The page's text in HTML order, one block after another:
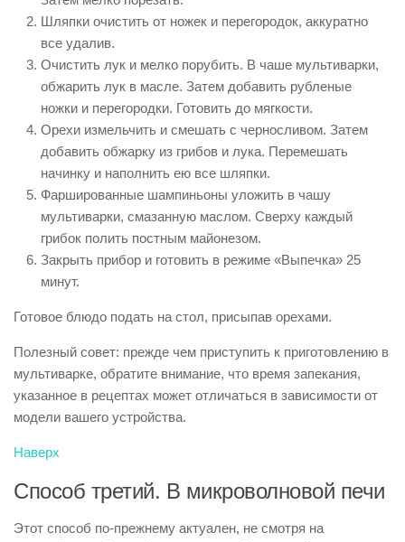
Шляпки очистить от ножек и перегородок, аккуратно
все удалив.
Очистить лук и мелко порубить. В чаше мультиварки,
обжарить лук в масле. Затем добавить рубленые
ножки и перегородки. Готовить до мягкости.
Орехи измельчить и смешать с черносливом. Затем
добавить обжарку из грибов и лука. Перемешать
начинку и наполнить ею все шляпки.
Фаршированные шампиньоны уложить в чашу
мультиварки, смазанную маслом. Сверху каждый
грибок полить постным майонезом.
Закрыть прибор и готовить в режиме «Выпечка» 25
минут.
Готовое блюдо подать на стол, присыпав орехами.
Полезный совет: прежде чем приступить к приготовлению в
мультиварке, обратите внимание, что время запекания,
указанное в рецептах может отличаться в зависимости от
модели вашего устройства.
Наверх
Способ третий. В микроволновой печи
Этот способ по-прежнему актуален, не смотря на